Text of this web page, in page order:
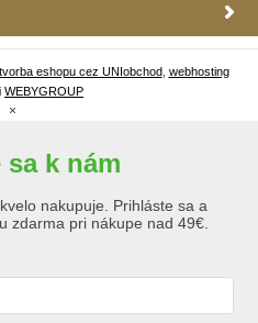
tvorba eshopu cez UNIobchod, webhosting
WEBYGROUP
×
k nám
nakupuje. Prihláste sa a
zdarma pri nákupe nad 49€.